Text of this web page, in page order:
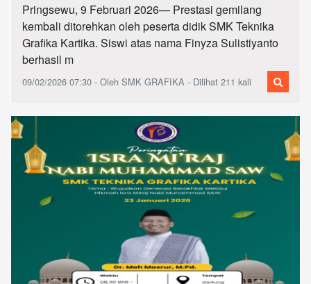
Pringsewu, 9 Februari 2026— Prestasi gemilang
kembali ditorehkan oleh peserta didik SMK Teknika
Grafika Kartika. Siswi atas nama Finyza Sulistiyanto
berhasil m
09/02/2026 07:30 - Oleh SMK GRAFIKA - Dilihat 211 kali